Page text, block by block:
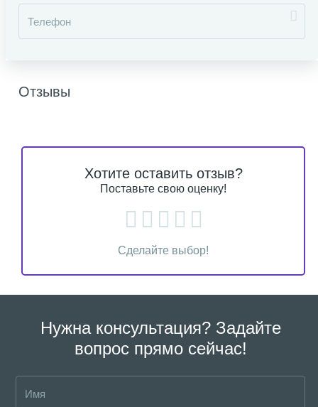
Отзывы
Хотите оставить отзыв?
Поставьте свою оценку!
Сделайте выбор!
Нужна консультация? Задайте
вопрос прямо сейчас!